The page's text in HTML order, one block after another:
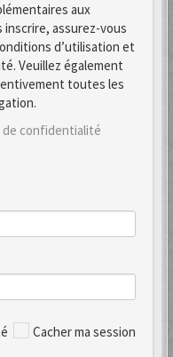
aux
assurez-vous
d’utilisation et
Veuillez également
toutes les
de confidentialité
Cacher ma session